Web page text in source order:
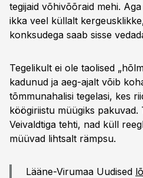
tegijaid võhivõõraid mehi.
ikka veel küllalt
konksudega saab sisse
Tegelikult ei ole taolised
kadunud ja aeg-ajalt võib
tõmmunahalisi tegelasi, kes
köögiriistu müügiks pakuvad.
Veivaldtiga tehti, nad küll
müüvad lihtsalt rämpsu.
Lääne-Virumaa Uudised